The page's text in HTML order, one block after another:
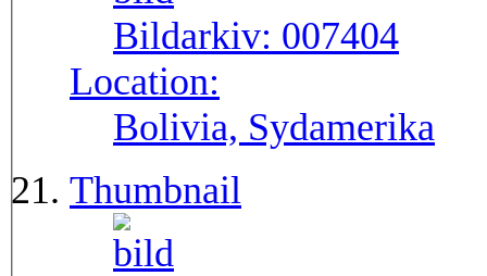
Bildarkiv: 007404
Location:
Bolivia, Sydamerika
Thumbnail